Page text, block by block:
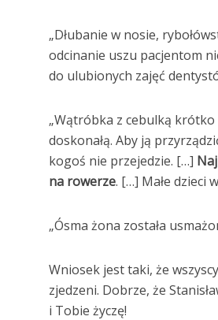
„Dłubanie w nosie,
odcinanie uszu pacjentom
do ulubionych zajęć
„Wątróbka z cebulką krótko
doskonałą. Aby ją
kogoś nie przejedzie. […]
na rowerze. […] Małe dzieci
„Ósma żona została
Wniosek jest taki, że
zjedzeni. Dobrze, że
i Tobie życzę!